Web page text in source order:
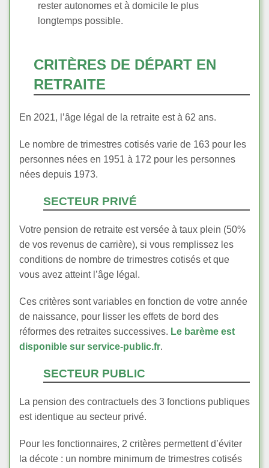
rester autonomes et à domicile le plus
longtemps possible.
CRITÈRES DE DÉPART EN
RETRAITE
En 2021, l’âge légal de la retraite est à 62 ans.
Le nombre de trimestres cotisés varie de 163 pour les
personnes nées en 1951 à 172 pour les personnes
nées depuis 1973.
SECTEUR PRIVÉ
Votre pension de retraite est versée à taux plein (50%
de vos revenus de carrière), si vous remplissez les
conditions de nombre de trimestres cotisés et que
vous avez atteint l’âge légal.
Ces critères sont variables en fonction de votre année
de naissance, pour lisser les effets de bord des
réformes des retraites successives. Le barème est
disponible sur service-public.fr.
SECTEUR PUBLIC
La pension des contractuels des 3 fonctions publiques
est identique au secteur privé.
Pour les fonctionnaires, 2 critères permettent d’éviter
la décote : un nombre minimum de trimestres cotisés